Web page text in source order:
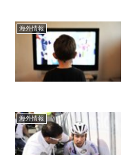
海外情報
海外情報